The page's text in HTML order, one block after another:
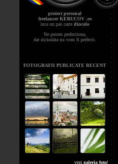
proiect personal
freelancer KERUCOV .ro
inca un pas catre dincolo
Ne putem perfectiona,
dar niciodata nu vom fi perfecti.
FOTOGRAFII PUBLICATE RECENT
vezi galeria foto!